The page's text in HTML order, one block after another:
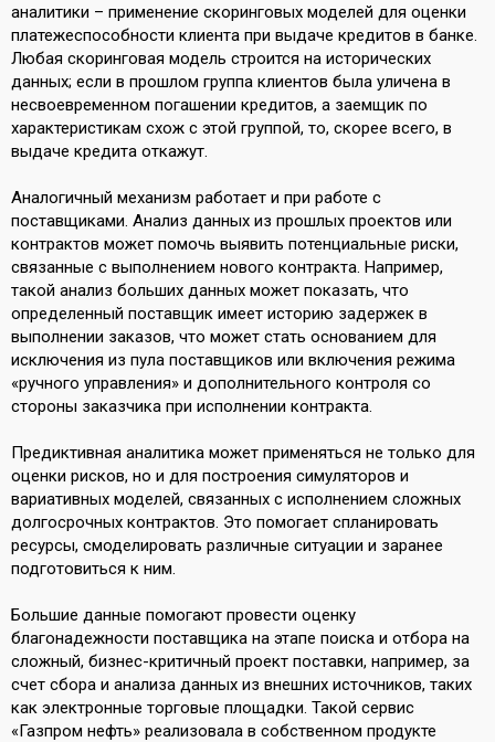
аналитики – применение скоринговых моделей для оценки
платежеспособности клиента при выдаче кредитов в банке.
Любая скоринговая модель строится на исторических
данных; если в прошлом группа клиентов была уличена в
несвоевременном погашении кредитов, а заемщик по
характеристикам схож с этой группой, то, скорее всего, в
выдаче кредита откажут.
Аналогичный механизм работает и при работе с
поставщиками. Анализ данных из прошлых проектов или
контрактов может помочь выявить потенциальные риски,
связанные с выполнением нового контракта. Например,
такой анализ больших данных может показать, что
определенный поставщик имеет историю задержек в
выполнении заказов, что может стать основанием для
исключения из пула поставщиков или включения режима
«ручного управления» и дополнительного контроля со
стороны заказчика при исполнении контракта.
Предиктивная аналитика может применяться не только для
оценки рисков, но и для построения симуляторов и
вариативных моделей, связанных с исполнением сложных
долгосрочных контрактов. Это помогает спланировать
ресурсы, смоделировать различные ситуации и заранее
подготовиться к ним.
Большие данные помогают провести оценку
благонадежности поставщика на этапе поиска и отбора на
сложный, бизнес-критичный проект поставки, например, за
счет сбора и анализа данных из внешних источников, таких
как электронные торговые площадки. Такой сервис
«Газпром нефть» реализовала в собственном продукте